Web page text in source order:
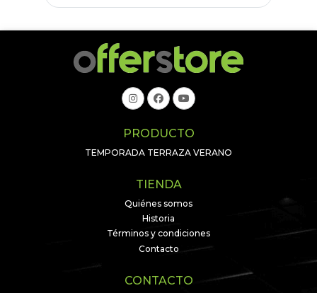
PRODUCTO
TEMPORADA TERRAZA VERANO
TIENDA
Quiénes somos
Historia
Términos y condiciones
Contacto
CONTACTO